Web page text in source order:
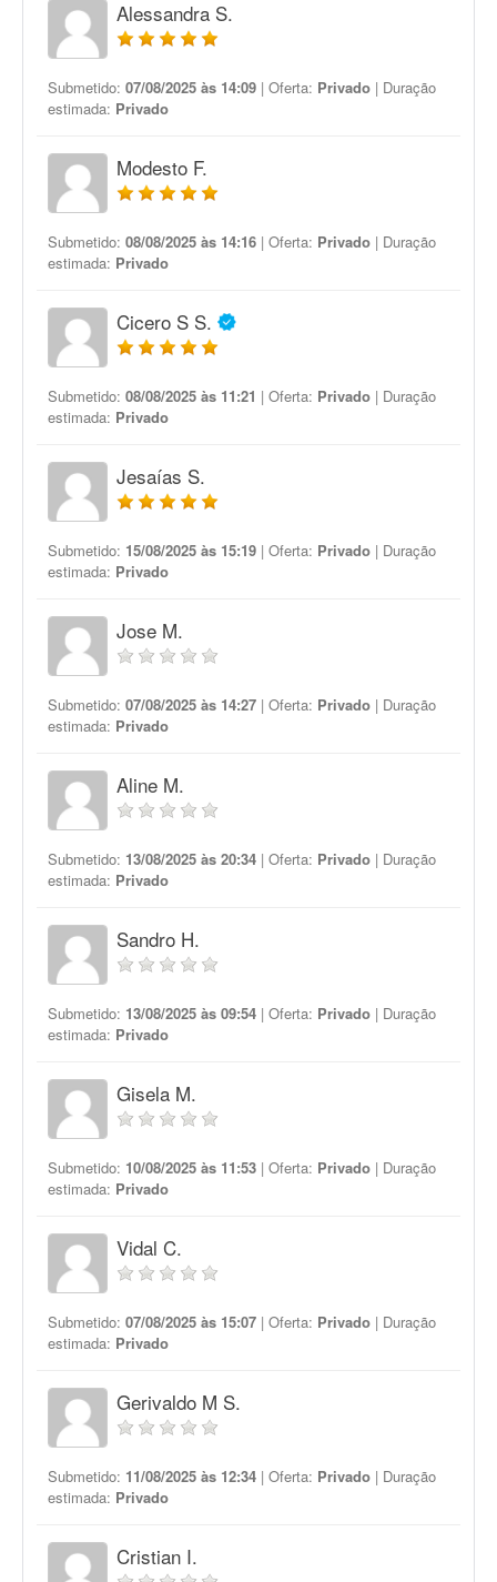
Alessandra S.
Submetido: 07/08/2025 às 14:09 | Oferta: Privado | Duração
estimada: Privado
Modesto F.
Submetido: 08/08/2025 às 14:16 | Oferta: Privado | Duração
estimada: Privado
Cicero S S.
Submetido: 08/08/2025 às 11:21 | Oferta: Privado | Duração
estimada: Privado
Jesaías S.
Submetido: 15/08/2025 às 15:19 | Oferta: Privado | Duração
estimada: Privado
Jose M.
Submetido: 07/08/2025 às 14:27 | Oferta: Privado | Duração
estimada: Privado
Aline M.
Submetido: 13/08/2025 às 20:34 | Oferta: Privado | Duração
estimada: Privado
Sandro H.
Submetido: 13/08/2025 às 09:54 | Oferta: Privado | Duração
estimada: Privado
Gisela M.
Submetido: 10/08/2025 às 11:53 | Oferta: Privado | Duração
estimada: Privado
Vidal C.
Submetido: 07/08/2025 às 15:07 | Oferta: Privado | Duração
estimada: Privado
Gerivaldo M S.
Submetido: 11/08/2025 às 12:34 | Oferta: Privado | Duração
estimada: Privado
Cristian I.